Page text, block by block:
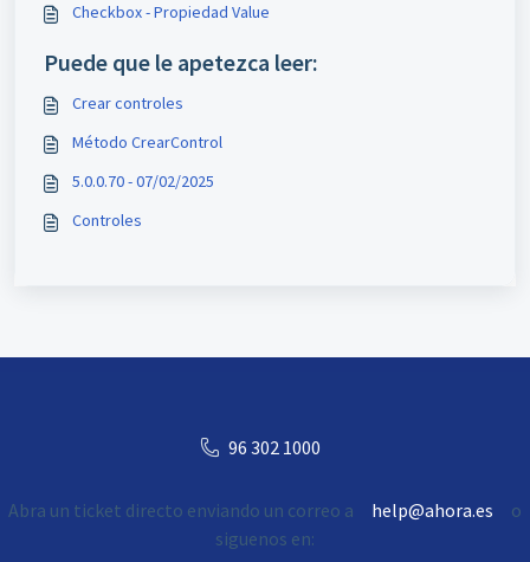
Checkbox - Propiedad Value
Puede que le apetezca leer:
Crear controles
Método CrearControl
5.0.0.70 - 07/02/2025
Controles
96 302 1000
Abra un ticket directo enviando un correo a help@ahora.es
o
siguenos en: